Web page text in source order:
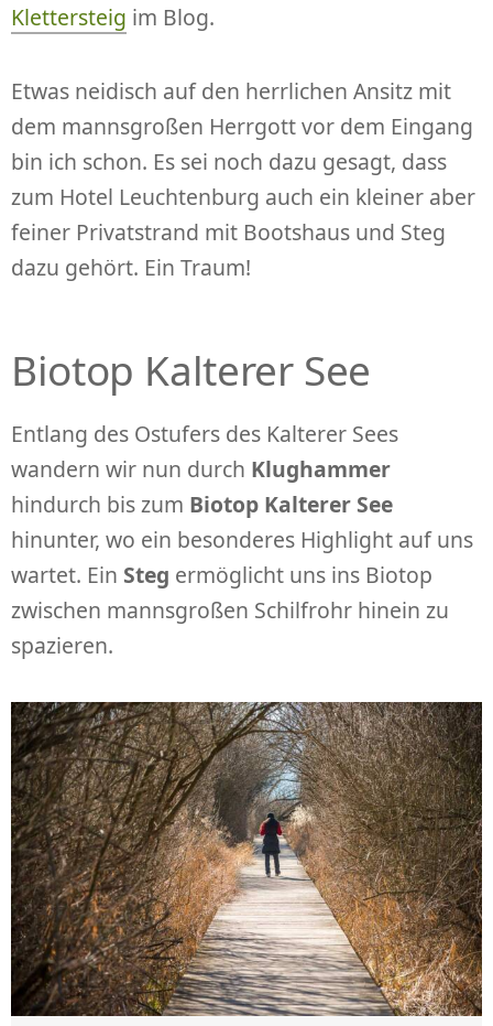
Klettersteig im Blog.
Etwas neidisch auf den herrlichen Ansitz mit
dem mannsgroßen Herrgott vor dem Eingang
bin ich schon. Es sei noch dazu gesagt, dass
zum Hotel Leuchtenburg auch ein kleiner aber
feiner Privatstrand mit Bootshaus und Steg
dazu gehört. Ein Traum!
Biotop Kalterer See
Entlang des Ostufers des Kalterer Sees
wandern wir nun durch Klughammer
hindurch bis zum Biotop Kalterer See
hinunter, wo ein besonderes Highlight auf uns
wartet. Ein Steg ermöglicht uns ins Biotop
zwischen mannsgroßen Schilfrohr hinein zu
spazieren.